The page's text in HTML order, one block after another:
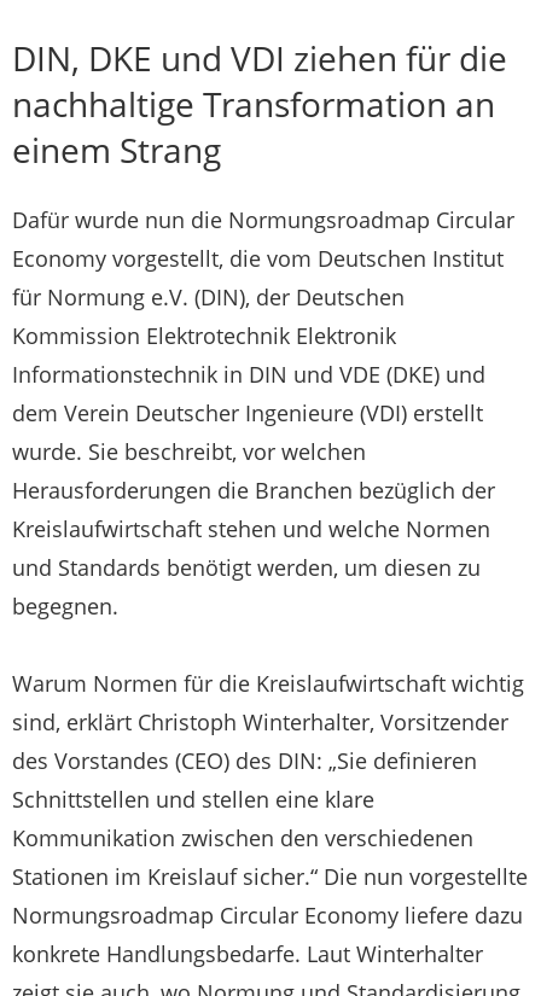
DIN, DKE und VDI ziehen für die
nachhaltige Transformation an
einem Strang
Dafür wurde nun die Normungsroadmap Circular
Economy vorgestellt, die vom Deutschen Institut
für Normung e.V. (DIN), der Deutschen
Kommission Elektrotechnik Elektronik
Informationstechnik in DIN und VDE (DKE) und
dem Verein Deutscher Ingenieure (VDI) erstellt
wurde. Sie beschreibt, vor welchen
Herausforderungen die Branchen bezüglich der
Kreislaufwirtschaft stehen und welche Normen
und Standards benötigt werden, um diesen zu
begegnen.
Warum Normen für die Kreislaufwirtschaft wichtig
sind, erklärt Christoph Winterhalter, Vorsitzender
des Vorstandes (CEO) des DIN: „Sie definieren
Schnittstellen und stellen eine klare
Kommunikation zwischen den verschiedenen
Stationen im Kreislauf sicher.“ Die nun vorgestellte
Normungsroadmap Circular Economy liefere dazu
konkrete Handlungsbedarfe. Laut Winterhalter